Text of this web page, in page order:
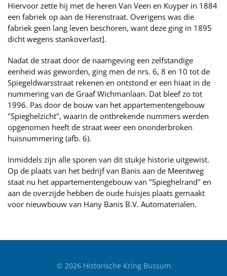
Hiervoor zette hij met de heren Van Veen en Kuyper in 1884
een fabriek op aan de Herenstraat. Overigens was die
fabriek geen lang leven beschoren, want deze ging in 1895
dicht wegens stankoverlast].
Nadat de straat door de naamgeving een zelfstandige
eenheid was geworden, ging men de nrs. 6, 8 en 10 tot de
Spiegeldwarsstraat rekenen en ontstond er een hiaat in de
nummering van de Graaf Wichmanlaan. Dat bleef zo tot
1996. Pas door de bouw van het appartementengebouw
"Spieghelzicht", waarin de ontbrekende nummers werden
opgenomen heeft de straat weer een ononderbroken
huisnummering (afb. 6).
Inmiddels zijn alle sporen van dit stukje historie uitgewist.
Op de plaats van het bedrijf van Banis aan de Meentweg
staat nu het appartementengebouw van "Spieghelrand" en
aan de overzijde hebben de oude huisjes plaats gemaakt
voor nieuwbouw van Hany Banis B.V. Automaterialen.
© 2026Historische Kring Bussum